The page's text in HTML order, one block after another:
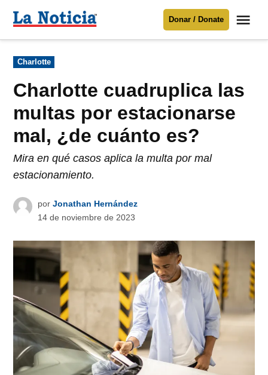
Para mantenerte informado necesitamos
Donar
contenido
Noticia
Donar / Donate
Publicado
en
Charlotte
Charlotte cuadruplica las
multas por estacionarse
mal, ¿de cuánto es?
Mira en qué casos aplica la multa por mal
estacionamiento.
por Jonathan Hernández
14 de noviembre de 2023